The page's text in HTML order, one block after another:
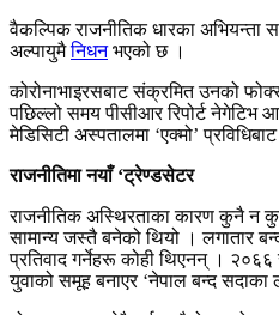
वैकल्पिक राजनीतिक धारका अभियन्ता
अल्पायुमैनिधनभएको छ ।
कोरोनाभाइरसबाट संक्रमित उनको
पछिल्लो समय पीसीआर रिपोर्ट नेगेटिभ
मेडिसिटी अस्पतालमा ‘एक्मो’
राजनीतिमा नयाँ ‘ट्रेण्डसेटर
राजनीतिक अस्थिरताका कारण कुनै न
सामान्य जस्तै बनेको थियो । लगातार
प्रतिवाद गर्नेहरू कोही थिएनन् ।
युवाको समूह बनाएर ‘नेपाल बन्द